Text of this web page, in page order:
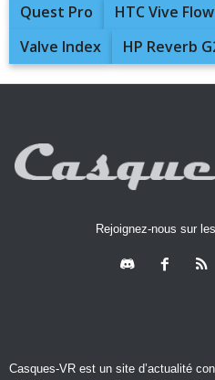
Quest Pro
HTC Vive Flow
Valve Index
HP Reverb
Rejoignez-nous sur
Casques-VR est un site d’actualité